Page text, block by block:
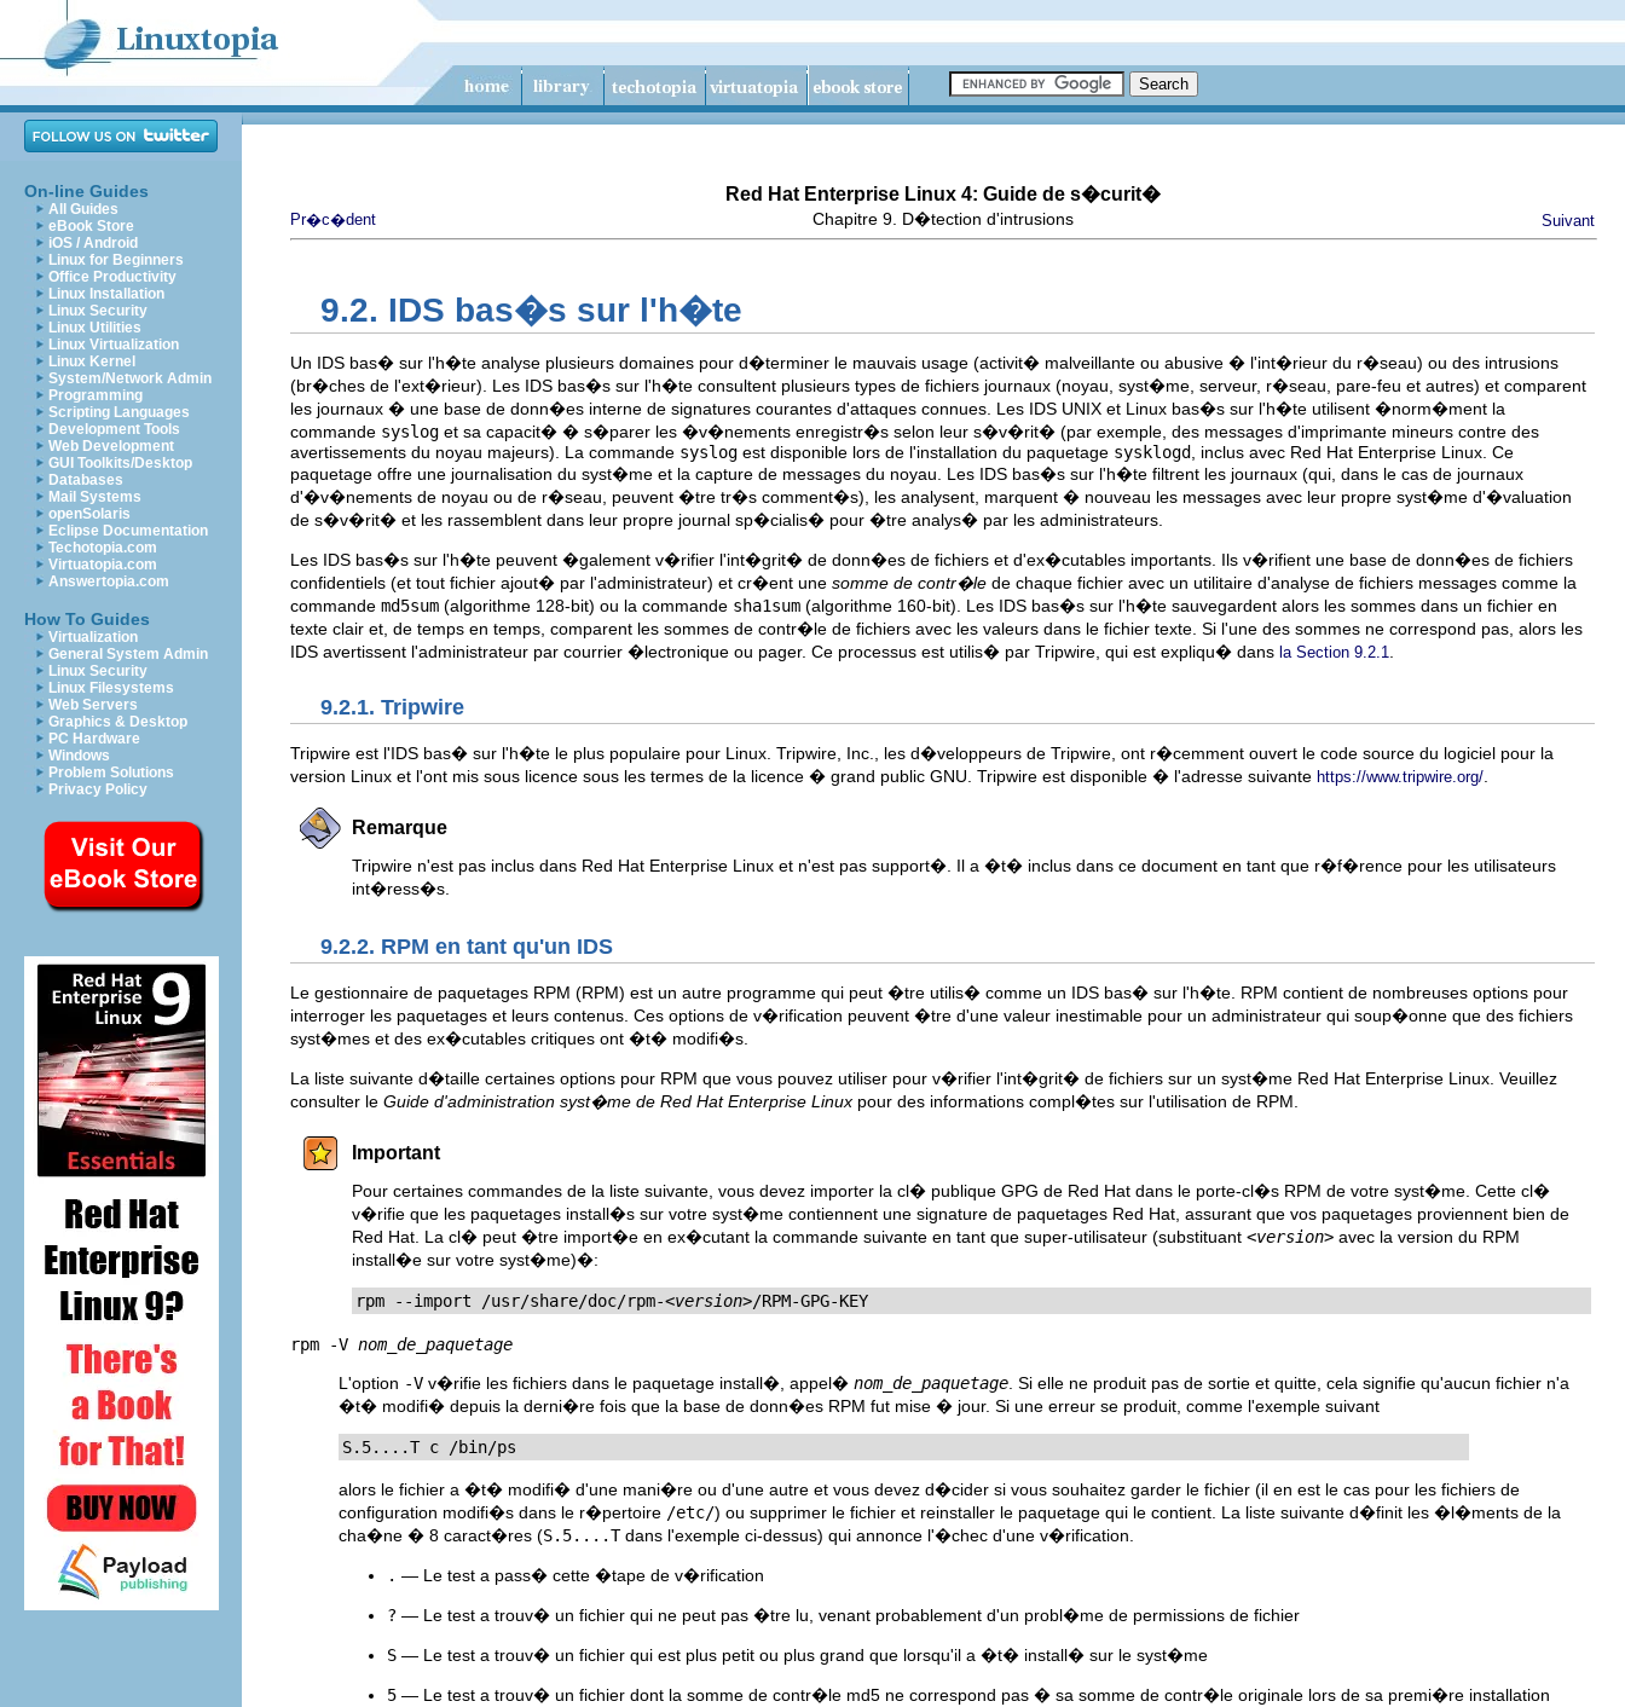
On-line Guides
All Guides
eBook Store
iOS / Android
Linux for Beginners
Office Productivity
Linux Installation
Linux Security
Linux Utilities
Linux Virtualization
Linux Kernel
System/Network Admin
Programming
Scripting Languages
Development Tools
Web Development
GUI Toolkits/Desktop
Databases
Mail Systems
openSolaris
Eclipse Documentation
Techotopia.com
Virtuatopia.com
Answertopia.com
How To Guides
Virtualization
General System Admin
Linux Security
Linux Filesystems
Web Servers
Graphics & Desktop
PC Hardware
Windows
Problem Solutions
Privacy Policy
Red Hat Enterprise Linux 4: Guide de s�curit�
Pr�c�dent Chapitre 9. D�tection d'intrusions Suivant
9.2. IDS bas�s sur l'h�te
Un IDS bas� sur l'h�te analyse plusieurs domaines pour d�terminer le mauvais usage (activit� malveillante ou abusive � l'int�rieur du r�seau) ou des intrusions
(br�ches de l'ext�rieur). Les IDS bas�s sur l'h�te consultent plusieurs types de fichiers journaux (noyau, syst�me, serveur, r�seau, pare-feu et autres) et comparent
les journaux � une base de donn�es interne de signatures courantes d'attaques connues. Les IDS UNIX et Linux bas�s sur l'h�te utilisent �norm�ment la
commande syslog et sa capacit� � s�parer les �v�nements enregistr�s selon leur s�v�rit� (par exemple, des messages d'imprimante mineurs contre des
avertissements du noyau majeurs). La commande syslog est disponible lors de l'installation du paquetage sysklogd
, inclus avec Red Hat Enterprise Linux. Ce
paquetage offre une journalisation du syst�me et la capture de messages du noyau. Les IDS bas�s sur l'h�te filtrent les journaux (qui, dans le cas de journaux
d'�v�nements de noyau ou de r�seau, peuvent �tre tr�s comment�s), les analysent, marquent � nouveau les messages avec leur propre syst�me d'�valuation
de s�v�rit� et les rassemblent dans leur propre journal sp�cialis� pour �tre analys� par les administrateurs.
Les IDS bas�s sur l'h�te peuvent �galement v�rifier l'int�grit� de donn�es de fichiers et d'ex�cutables importants. Ils v�rifient une base de donn�es de fichiers
confidentiels (et tout fichier ajout� par l'administrateur) et cr�ent une somme de contr�le de chaque fichier avec un utilitaire d'analyse de fichiers messages comme la
commande md5sum (algorithme 128-bit) ou la commande sha1sum (algorithme 160-bit). Les IDS bas�s sur l'h�te sauvegardent alors les sommes dans un fichier en
texte clair et, de temps en temps, comparent les sommes de contr�le de fichiers avec les valeurs dans le fichier texte. Si l'une des sommes ne correspond pas, alors les
IDS avertissent l'administrateur par courrier �lectronique ou pager. Ce processus est utilis� par Tripwire, qui est expliqu� dans la Section 9.2.1
9.2.1. Tripwire
Tripwire est l'IDS bas� sur l'h�te le plus populaire pour Linux. Tripwire, Inc., les d�veloppeurs de Tripwire, ont r�cemment ouvert le code source du logiciel pour la
version Linux et l'ont mis sous licence sous les termes de la licence � grand public GNU. Tripwire est disponible � l'adresse suivante https://www.tripwire.org/
Remarque
Tripwire n'est pas inclus dans Red Hat Enterprise Linux et n'est pas support�. Il a �t� inclus dans ce document en tant que r�f�rence pour les utilisateurs
int�ress�s.
9.2.2. RPM en tant qu'un IDS
Le gestionnaire de paquetages RPM (RPM) est un autre programme qui peut �tre utilis� comme un IDS bas� sur l'h�te. RPM contient de nombreuses options pour
interroger les paquetages et leurs contenus. Ces options de v�rification peuvent �tre d'une valeur inestimable pour un administrateur qui soup�onne que des fichiers
syst�mes et des ex�cutables critiques ont �t� modifi�s.
La liste suivante d�taille certaines options pour RPM que vous pouvez utiliser pour v�rifier l'int�grit� de fichiers sur un syst�me Red Hat Enterprise Linux. Veuillez
consulter le Guide d'administration syst�me de Red Hat Enterprise Linux pour des informations compl�tes sur l'utilisation de RPM.
Important
Pour certaines commandes de la liste suivante, vous devez importer la cl� publique GPG de Red Hat dans le porte-cl�s RPM de votre syst�me. Cette cl�
v�rifie que les paquetages install�s sur votre syst�me contiennent une signature de paquetages Red Hat, assurant que vos paquetages proviennent bien de
Red Hat. La cl� peut �tre import�e en ex�cutant la commande suivante en tant que super-utilisateur (substituant <version> avec la version du RPM
install�e sur votre syst�me)�:
rpm --import /usr/share/doc/rpm-<version>/RPM-GPG-KEY
rpm -V nom_de_paquetage
L'option -V v�rifie les fichiers dans le paquetage install�, appel� nom_de_paquetage . Si elle ne produit pas de sortie et quitte, cela signifie qu'aucun fichier n'a
�t� modifi� depuis la derni�re fois que la base de donn�es RPM fut mise � jour. Si une erreur se produit, comme l'exemple suivant
S.5....T c /bin/ps
alors le fichier a �t� modifi� d'une mani�re ou d'une autre et vous devez d�cider si vous souhaitez garder le fichier (il en est le cas pour les fichiers de
configuration modifi�s dans le r�pertoire /etc/) ou supprimer le fichier et reinstaller le paquetage qui le contient. La liste suivante d�finit les �l�ments de la
cha�ne � 8 caract�res (S.5....Tdans l'exemple ci-dessus) qui annonce l'�chec d'une v�rification.
. — Le test a pass� cette �tape de v�rification
? — Le test a trouv� un fichier qui ne peut pas �tre lu, venant probablement d'un probl�me de permissions de fichier
S — Le test a trouv� un fichier qui est plus petit ou plus grand que lorsqu'il a �t� install� sur le syst�me
5 — Le test a trouv� un fichier dont la somme de contr�le md5 ne correspond pas � sa somme de contr�le originale lors de sa premi�re installation